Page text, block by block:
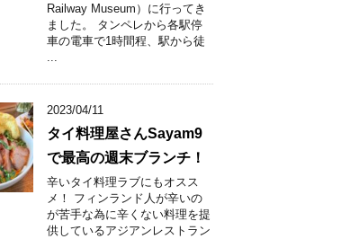
Railway Museum）に行ってき
ました。 タンペレから各駅停
車の電車で1時間程、駅から徒
...
2023/04/11
タイ料理屋さんSayam9
で最高の週末ブランチ！
辛いタイ料理ラブにもオスス
メ！ フィンランド人が辛いの
が苦手な為に辛くない料理を提
供しているアジアンレストラン